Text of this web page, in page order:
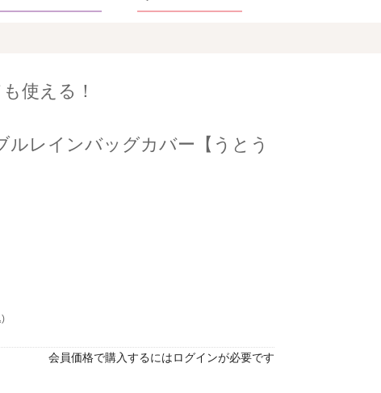
使える！
ルレインバッグカバー【うとう
)
会員価格で購入するにはログインが必要です